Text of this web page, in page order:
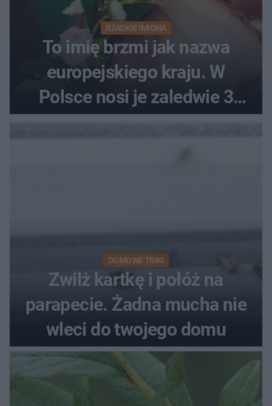
RZADKIE IMIONA
To imię brzmi jak nazwa
europejskiego kraju. W
Polsce nosi je zaledwie 3
DOMOWE TRIKI
Zwilż kartkę i połóż na
parapecie. Żadna mucha nie
wleci do twojego domu